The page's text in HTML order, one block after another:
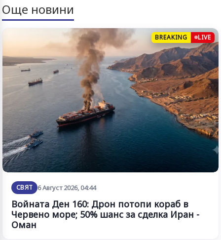
Още новини
BREAKING LIVE
СВЯТ 6 Август 2026, 04:44
Войната Ден 160: Дрон потопи кораб в
Червено море; 50% шанс за сделка Иран -
Оман